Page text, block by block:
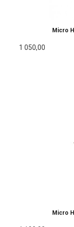
Micro
1 050,00
Micro